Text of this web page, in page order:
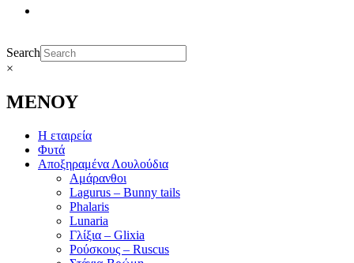
Search
×
ΜΕΝΟΥ
Η εταιρεία
Φυτά
Αποξηραμένα Λουλούδια
Αμάρανθοι
Lagurus – Bunny tails
Phalaris
Lunaria
Γλίξια – Glixia
Ρούσκους – Ruscus